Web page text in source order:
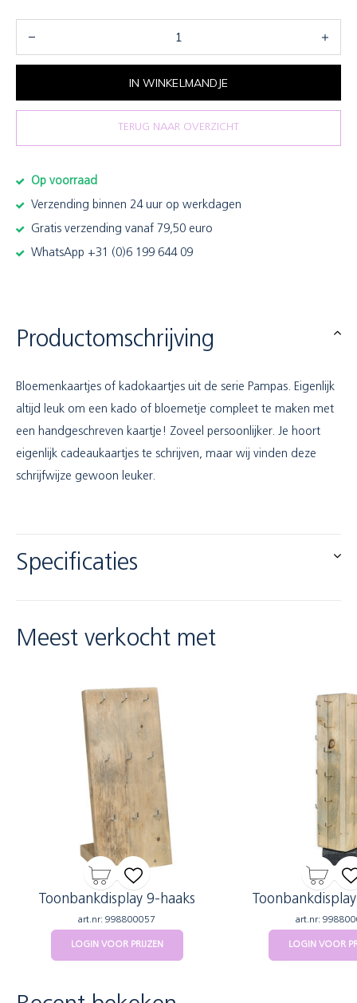
IN WINKELMANDJE
TERUG NAAR OVERZICHT
Op voorraad
Verzending binnen 24 uur op werkdagen
Gratis verzending vanaf 79,50 euro
WhatsApp +31 (0)6 199 644 09
Productomschrijving
Bloemenkaartjes of kadokaartjes uit de serie Pampas. Eigenlijk
altijd leuk om een kado of bloemetje compleet te maken met
een handgeschreven kaartje! Zoveel persoonlijker. Je hoort
eigenlijk cadeaukaartjes te schrijven, maar wij vinden deze
schrijfwijze gewoon leuker.
Specificaties
Meest verkocht met
Toonbankdisplay 9-haaks
art.nr: 998800057
LOGIN VOOR PRIJZEN
art.nr:
LOGIN VOOR